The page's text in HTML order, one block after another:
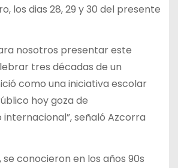
los dias 28, 29 y 30 del presente
nosotros presentar este
tres décadas de un
como una iniciativa escolar
hoy goza de
señaló Azcorra
se conocieron en los años 90s